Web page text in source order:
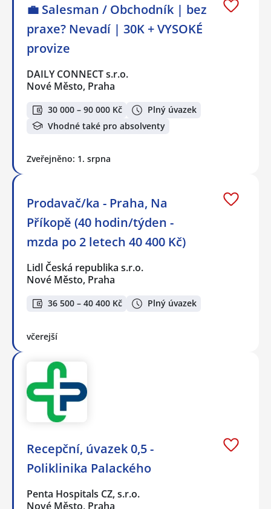
💼 Salesman / Obchodník | bez
praxe? Nevadí | 30K + VYSOKÉ
provize
DAILY CONNECT s.r.o.
Nové Město, Praha
30 000 – 90 000 Kč
Plný úvazek
Vhodné také pro absolventy
Zveřejněno: 1. srpna
Prodavač/ka - Praha, Na
Příkopě (40 hodin/týden -
mzda po 2 letech 40 400 Kč)
Lidl Česká republika s.r.o.
Nové Město, Praha
36 500 – 40 400 Kč Plný úvazek
včerejší
Recepční, úvazek 0,5 -
Poliklinika Palackého
Penta Hospitals CZ, s.r.o.
Nové Město, Praha